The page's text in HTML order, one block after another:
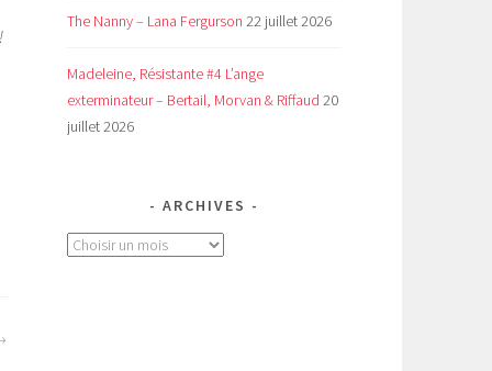
The Nanny – Lana Fergurson 22 juillet 2026
Madeleine, Résistante #4 L’ange
exterminateur – Bertail, Morvan & Riffaud 20
juillet 2026
ARCHIVES
Archives